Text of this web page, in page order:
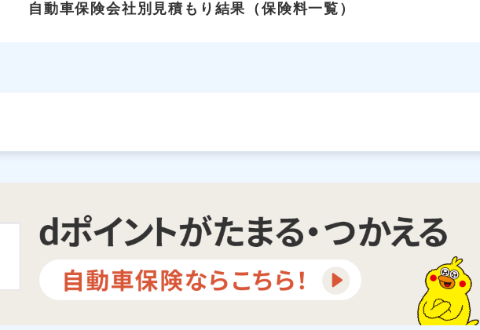
自動車保険会社別見積もり結果 （保険料一覧）